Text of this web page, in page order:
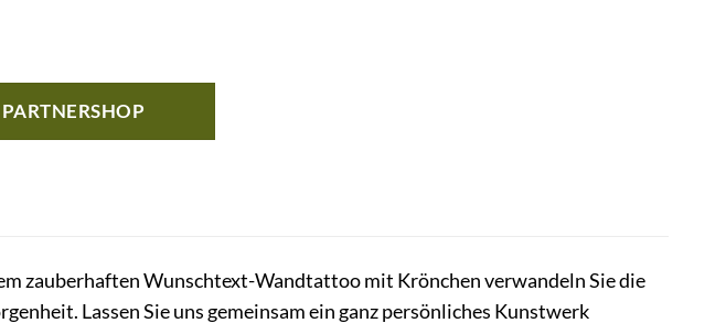
zauberhaften Wunschtext-Wandtattoo mit Krönchen verwandeln Sie die
Lassen Sie uns gemeinsam ein ganz persönliches Kunstwerk